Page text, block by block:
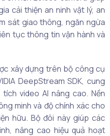
cải thiện an ninh vật lý, an
sát giao thông, ngăn ngừa
tục thông tin vận hành và
xây dựng trên bộ công cụ
DeepStream SDK, cung
video AI nâng cao. Nền
minh và độ chính xác cho
hữu. Bộ đôi này giúp các
nâng cao hiệu quả hoạt